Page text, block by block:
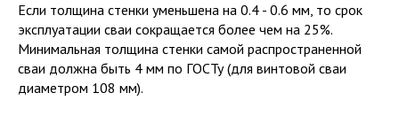
Если толщина стенки уменьшена на 0.4 - 0.6 мм, то срок
эксплуатации сваи сокращается более чем на 25%.
Минимальная толщина стенки самой распространенной
сваи должна быть 4 мм по ГОСТу (для винтовой сваи
диаметром 108 мм).